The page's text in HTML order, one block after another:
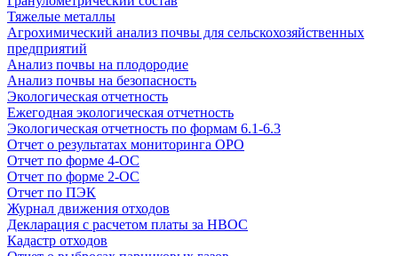
Тяжелые металлы
Агрохимический анализ почвы для сельскохозяйственных
предприятий
Анализ почвы на плодородие
Анализ почвы на безопасность
Экологическая отчетность
Ежегодная экологическая отчетность
Экологическая отчетность по формам 6.1-6.3
Отчет о результатах мониторинга ОРО
Отчет по форме 4-ОС
Отчет по форме 2-ОС
Отчет по ПЭК
Журнал движения отходов
Декларация с расчетом платы за НВОС
Кадастр отходов